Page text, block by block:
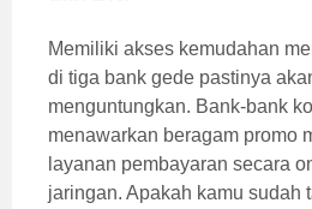
Memiliki akses kemudahan
di tiga bank gede pastinya
menguntungkan. Bank-bank
menawarkan beragam promo
layanan pembayaran secara
jaringan. Apakah kamu sudah